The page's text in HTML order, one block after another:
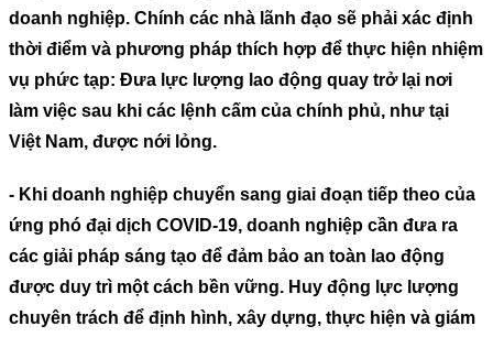
doanh nghiệp. Chính các nhà lãnh đạo sẽ phải xác định
thời điểm và phương pháp thích hợp để thực hiện nhiệm
vụ phức tạp: Đưa lực lượng lao động quay trở lại nơi
làm việc sau khi các lệnh cấm của chính phủ, như tại
Việt Nam, được nới lỏng.
- Khi doanh nghiệp chuyển sang giai đoạn tiếp theo của
ứng phó đại dịch COVID-19, doanh nghiệp cần đưa ra
các giải pháp sáng tạo để đảm bảo an toàn lao động
được duy trì một cách bền vững. Huy động lực lượng
chuyên trách để định hình, xây dựng, thực hiện và giám